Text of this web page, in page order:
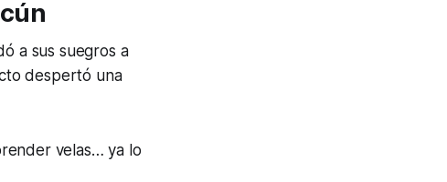
a sus suegros a
despertó una
velas… ya lo